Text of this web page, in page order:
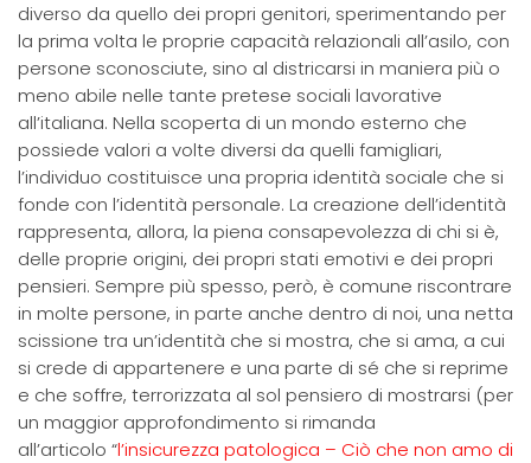
diverso da quello dei propri genitori, sperimentando per
la prima volta le proprie capacità relazionali all’asilo, con
persone sconosciute, sino al districarsi in maniera più o
meno abile nelle tante pretese sociali lavorative
all’italiana. Nella scoperta di un mondo esterno che
possiede valori a volte diversi da quelli famigliari,
l’individuo costituisce una propria identità sociale che si
fonde con l’identità personale. La creazione dell’identità
rappresenta, allora, la piena consapevolezza di chi si è,
delle proprie origini, dei propri stati emotivi e dei propri
pensieri. Sempre più spesso, però, è comune riscontrare
in molte persone, in parte anche dentro di noi, una netta
scissione tra un’identità che si mostra, che si ama, a cui
si crede di appartenere e una parte di sé che si reprime
e che soffre, terrorizzata al sol pensiero di mostrarsi (per
un maggior approfondimento si rimanda
all’articolo “l’insicurezza patologica – Ciò che non amo di